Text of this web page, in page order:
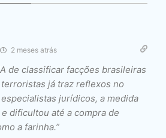
2 meses atrás
de classificar facções brasileiras
já traz reflexos no
jurídicos, a medida
dificultou até a compra de
a farinha.”